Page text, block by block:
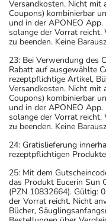
Versandkosten. Nicht mit
Coupons) kombinierbar
und in der APONEO
solange der Vorrat
zu beenden. Keine
23: Bei Verwendung des
Rabatt auf ausgewählte
rezeptpflichtige Artikel,
Versandkosten. Nicht mit
Coupons) kombinierbar
und in der APONEO
solange der Vorrat
zu beenden. Keine
24: Gratislieferung
rezeptpflichtigen
25: Mit dem
das Produkt Eucerin Sun
(PZN 10832664). Gültig:
der Vorrat reicht. Nicht
Bücher,